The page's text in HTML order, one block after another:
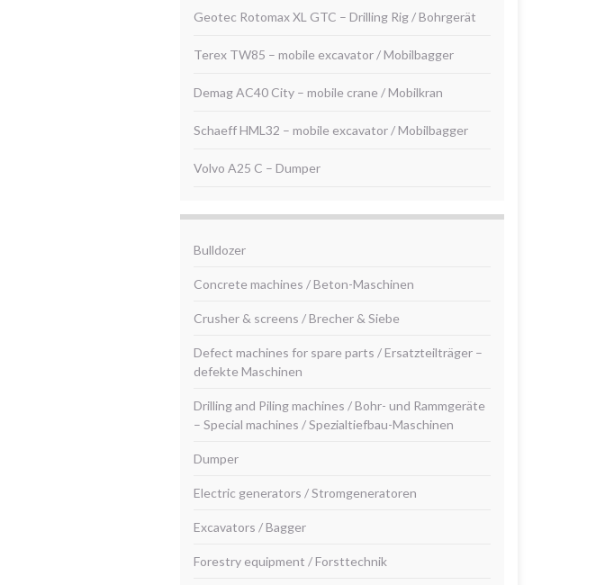
Geotec Rotomax XL GTC – Drilling Rig / Bohrgerät
Terex TW85 – mobile excavator / Mobilbagger
Demag AC40 City – mobile crane / Mobilkran
Schaeff HML32 – mobile excavator / Mobilbagger
Volvo A25 C – Dumper
Bulldozer
Concrete machines / Beton-Maschinen
Crusher & screens / Brecher & Siebe
Defect machines for spare parts / Ersatzteilträger –
defekte Maschinen
Drilling and Piling machines / Bohr- und Rammgeräte
– Special machines / Spezialtiefbau-Maschinen
Dumper
Electric generators / Stromgeneratoren
Excavators / Bagger
Forestry equipment / Forsttechnik